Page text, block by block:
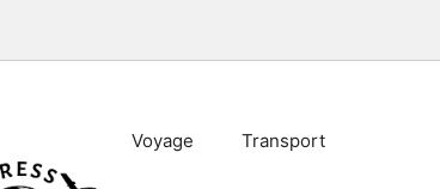
Voyage Transport